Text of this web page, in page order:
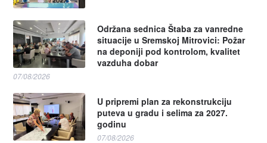
Održana sednica Štaba za vanredne
situacije u Sremskoj Mitrovici: Požar
na deponiji pod kontrolom, kvalitet
vazduha dobar
07/08/2026
U pripremi plan za rekonstrukciju
puteva u gradu i selima za 2027.
godinu
07/08/2026